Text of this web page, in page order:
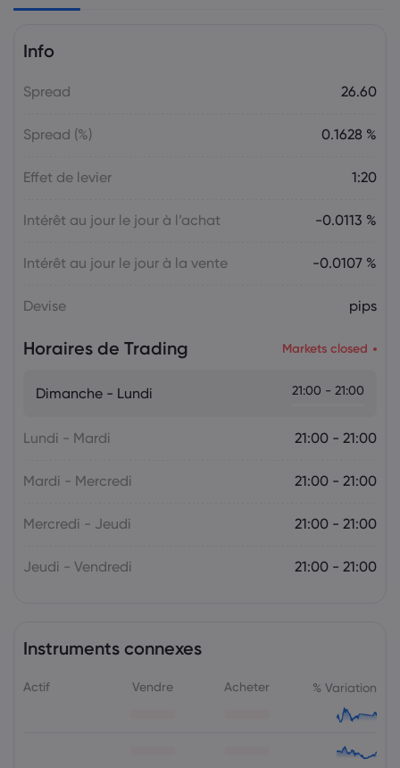
La semaine à venir : Élections au Japon,
décision sur les taux d'intérêt de la BCE,
Le Forex
Semaine à venir : Les données sur
La semaine à venir : l'attention se tourne
Info
Spread 26.60
Spread (%) 0.1628 %
Effet de levier 1:20
Intérêt au jour le jour à l’achat -0.0113 %
Intérêt au jour le jour à la vente -0.0107 %
Devise pips
Horaires de Trading Markets closed
Dimanche - Lundi 21:00 - 21:00
Lundi - Mardi 21:00 - 21:00
Mardi - Mercredi 21:00 - 21:00
Mercredi - Jeudi 21:00 - 21:00
Jeudi - Vendredi 21:00 - 21:00
Instruments connexes
Actif Vendre Acheter % Variation